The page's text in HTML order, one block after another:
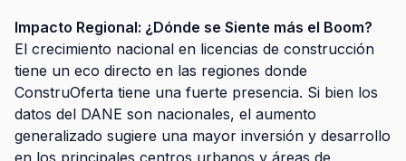
Impacto Regional: ¿Dónde se Siente más el Boom?
El crecimiento nacional en licencias de construcción
tiene un eco directo en las regiones donde
ConstruOferta tiene una fuerte presencia. Si bien los
datos del DANE son nacionales, el aumento
generalizado sugiere una mayor inversión y desarrollo